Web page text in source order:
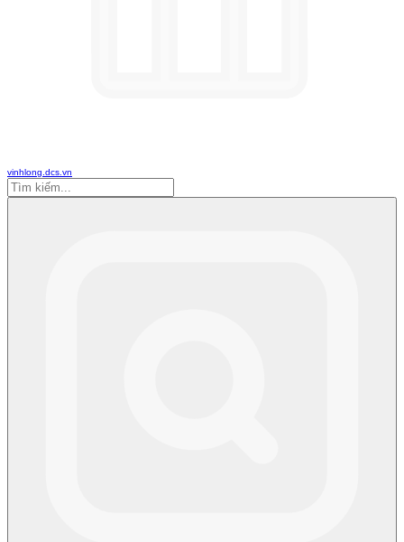
vinhlong.dcs.vn